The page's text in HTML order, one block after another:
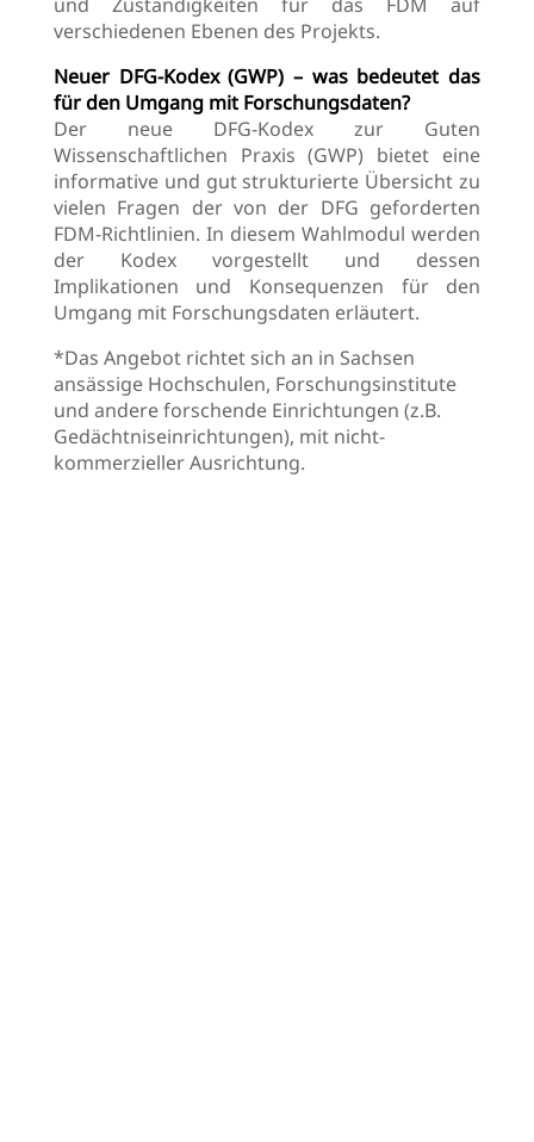
verschiedenen Ebenen des Projekts.
Neuer DFG-Kodex (GWP) – was bedeutet das
für den Umgang mit Forschungsdaten?
Der neue DFG-Kodex zur Guten
Wissenschaftlichen Praxis (GWP) bietet eine
informative und gut strukturierte Übersicht zu
vielen Fragen der von der DFG geforderten
FDM-Richtlinien. In diesem Wahlmodul werden
der Kodex vorgestellt und dessen
Implikationen und Konsequenzen für den
Umgang mit Forschungsdaten erläutert.
*Das Angebot richtet sich an in Sachsen
ansässige Hochschulen, Forschungsinstitute
und andere forschende Einrichtungen (z.B.
Gedächtniseinrichtungen), mit nicht-
kommerzieller Ausrichtung.